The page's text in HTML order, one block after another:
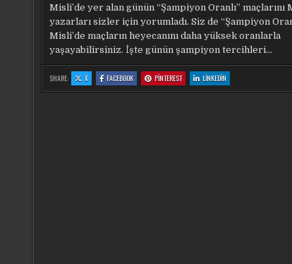
GÜNÜN
ŞAMPIYON
TERCIHLERI
Misli’de yer alan günün “Şampiyon Oranlı” maçlarını
yazarları sizler için yorumladı. Siz de “Şampiyon
Misli’de maçların heyecanını daha yüksek oranlarla
yaşayabilirsiniz. İşte günün şampiyon tercihleri…
SHARE: X:
MISLI’DE
GÜNÜN
FACEBOOK:
MISLI’DE
GÜNÜN
PINTEREST:
MISLI’DE
GÜNÜN
LINKEDIN
MISLI’DE
GÜNÜN